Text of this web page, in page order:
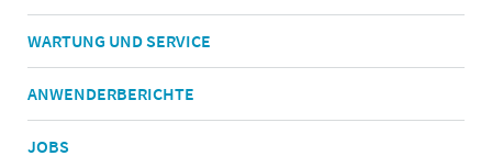
WARTUNG UND SERVICE
ANWENDERBERICHTE
JOBS